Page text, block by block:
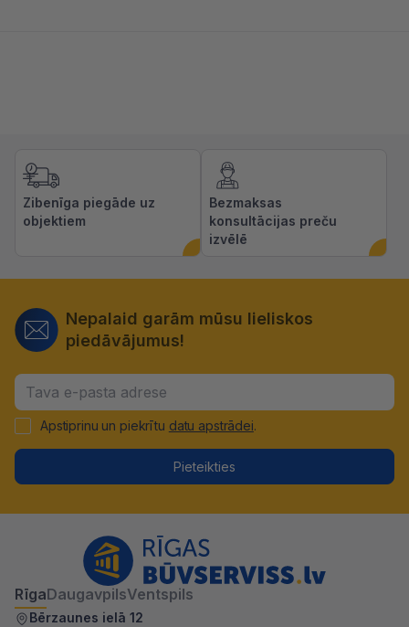
Zibenīga piegāde uz
objektiem
Bezmaksas
konsultācijas preču
izvēlē
Nepalaid garām mūsu lieliskos
piedāvājumus!
Apstiprinu un piekrītu datu apstrādei.
Pieteikties
RīgaDaugavpilsVentspils
Bērzaunes ielā 12